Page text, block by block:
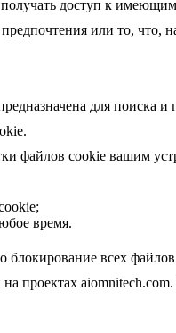
доступ к
или то, что,
для поиска
файлов cookie вашим
время.
всех
проектах